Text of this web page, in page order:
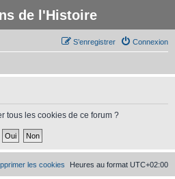
de l'Histoire
Connexion
S’enregistrer
tous les cookies de ce forum ?
Heures au format UTC+02:00
les cookies